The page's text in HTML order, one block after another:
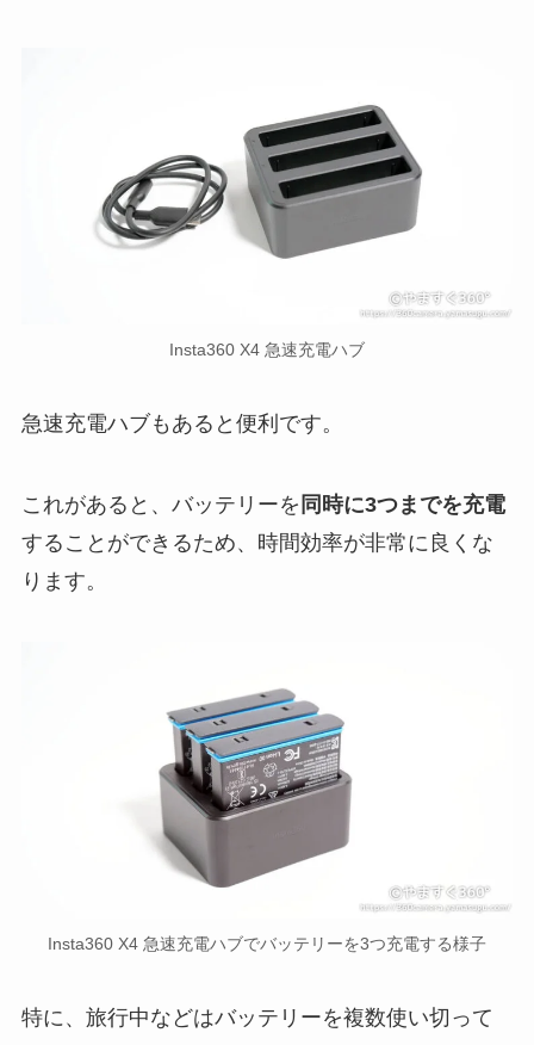
Insta360 X4 急速充電ハブ
急速充電ハブもあると便利です。
これがあると、バッテリーを 同時に3つまでを充電
することができるため、時間効率が非常に良くな
ります。
Insta360 X4 急速充電ハブでバッテリーを3つ充電する様子
特に、旅行中などはバッテリーを複数使い切って